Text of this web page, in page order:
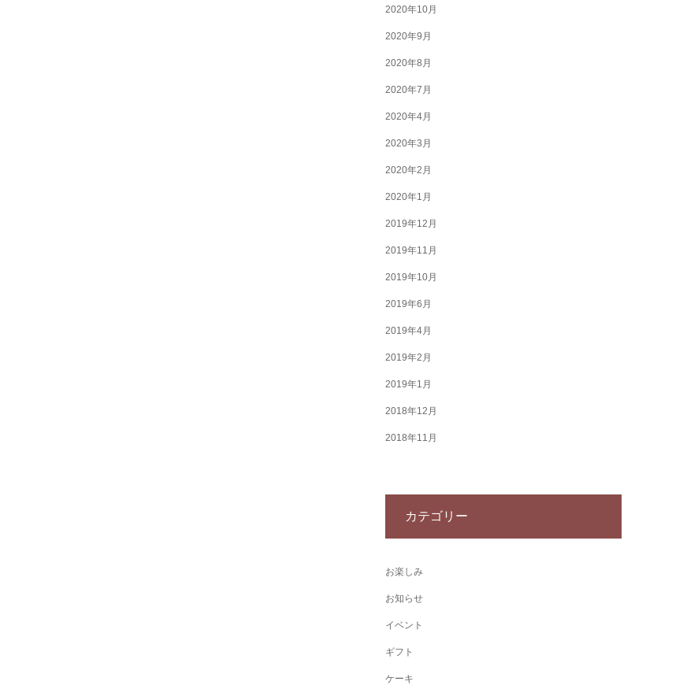
2020年10月
2020年9月
2020年8月
2020年7月
2020年4月
2020年3月
2020年2月
2020年1月
2019年12月
2019年11月
2019年10月
2019年6月
2019年4月
2019年2月
2019年1月
2018年12月
2018年11月
カテゴリー
お楽しみ
お知らせ
イベント
ギフト
ケーキ